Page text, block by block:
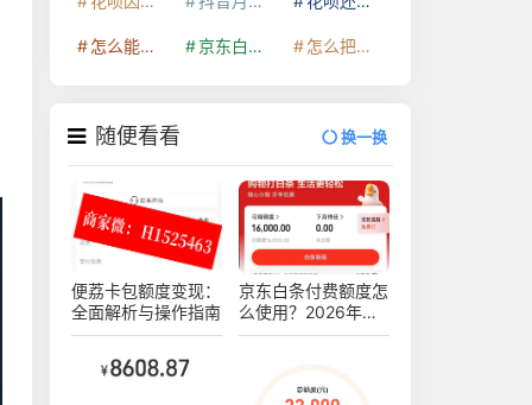
怎么能把京东白条额度钱套出来 京东白条套出来手续费多少 怎么把京东白条的钱取出来
随便看看 换一换
便荔卡包额度变现：
全面解析与操作指南
京东白条付费额度怎
么使用？2026年最
新十四种白条安全操